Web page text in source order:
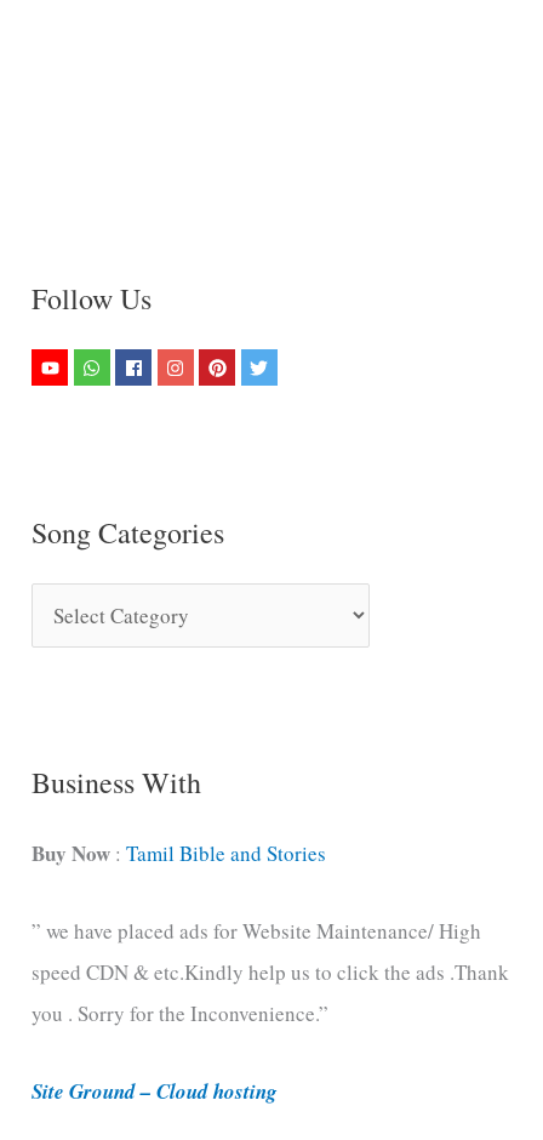
Follow Us
Song Categories
o
C
t
g
o
r
e
Business With
Buy Now :Tamil Bible and Stories
” we have placed ads for Website Maintenance/ High
speed CDN & etc.Kindly help us to click the ads .Thank
you . Sorry for the Inconvenience.”
Site Ground – Cloud hosting